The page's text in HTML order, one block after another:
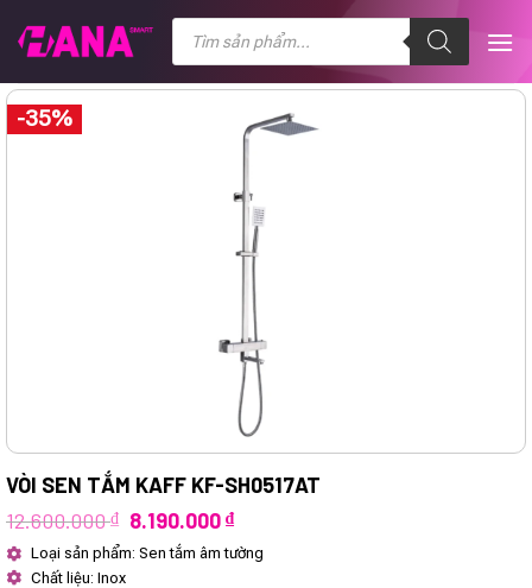
đến
dung
Tìm
kiếm
phẩm
-35%
VÒI SEN TẮM KAFF KF-SH0517AT
12.600.000₫ Giá
là:
8.190.000₫Giá
hiện
tại
Loại sản phẩm: Sen tắm âm tường
Chất liệu: Inox